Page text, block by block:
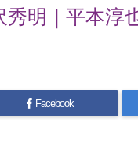
秀明｜平本淳
Facebook